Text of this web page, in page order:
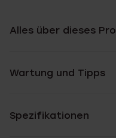
Alles über dieses
Wartung und Tipps
Spezifikationen